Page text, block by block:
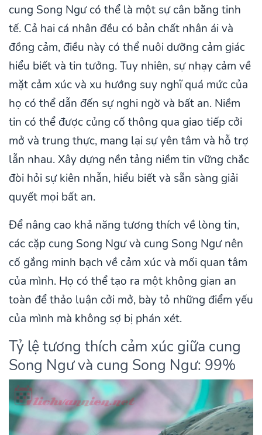
cung Song Ngư có thể là một sự cân bằng tinh
tế. Cả hai cá nhân đều có bản chất nhân ái và
đồng cảm, điều này có thể nuôi dưỡng cảm giác
hiểu biết và tin tưởng. Tuy nhiên, sự nhạy cảm về
mặt cảm xúc và xu hướng suy nghĩ quá mức của
họ có thể dẫn đến sự nghi ngờ và bất an. Niềm
tin có thể được củng cố thông qua giao tiếp cởi
mở và trung thực, mang lại sự yên tâm và hỗ trợ
lẫn nhau. Xây dựng nền tảng niềm tin vững chắc
đòi hỏi sự kiên nhẫn, hiểu biết và sẵn sàng giải
quyết mọi bất an.
Để nâng cao khả năng tương thích về lòng tin,
các cặp cung Song Ngư và cung Song Ngư nên
cố gắng minh bạch về cảm xúc và mối quan tâm
của mình. Họ có thể tạo ra một không gian an
toàn để thảo luận cởi mở, bày tỏ những điểm yếu
của mình mà không sợ bị phán xét.
Tỷ lệ tương thích cảm xúc giữa cung
Song Ngư và cung Song Ngư: 99%